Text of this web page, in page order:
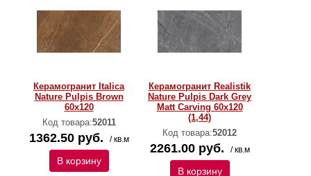
Керамогранит Italica
Nature Pulpis Brown
60x120
Код товара:52011
1362.50 руб. / кв.м
В корзину
Керамогранит Realistik
Nature Pulpis Dark Grey
Matt Carving 60x120
(1,44)
Код товара:52012
2261.00 руб. / кв.м
В корзину